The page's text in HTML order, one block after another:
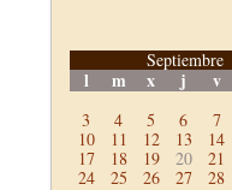
Septiembre
l m x j v
3
4 5 6 7
10
11 12 13 14
17
18 19 20 21
24
25 26 27 28